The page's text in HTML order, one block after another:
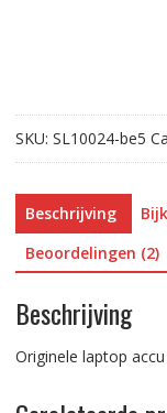
aantal
SKU: SL10024-be5
Beschrijving
Beoordelingen (2)
Beschrijving
Originele laptop